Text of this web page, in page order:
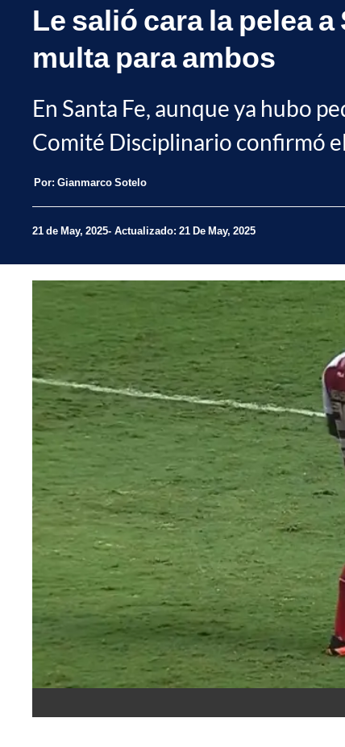
Le salió cara la pelea
multa para ambos
En Santa Fe, aunque ya hubo
Comité Disciplinario confirmó
Por: Gianmarco Sotelo
21 de May, 2025 Actualizado: 21 De May, 2025